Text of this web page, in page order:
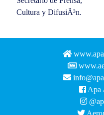
Cultura y DifusiÃ³n.
Apa